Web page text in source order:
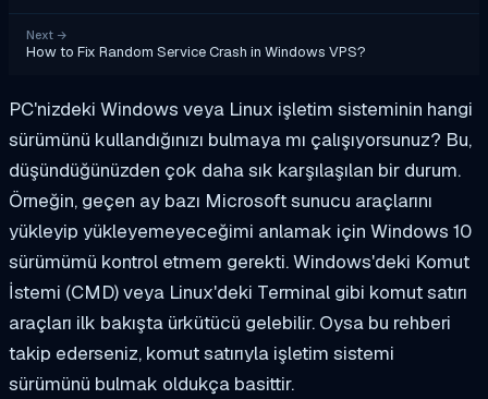
Next →
How to Fix Random Service Crash in Windows VPS?
PC'nizdeki Windows veya Linux işletim sisteminin hangi
sürümünü kullandığınızı bulmaya mı çalışıyorsunuz? Bu,
düşündüğünüzden çok daha sık karşılaşılan bir durum.
Örneğin, geçen ay bazı Microsoft sunucu araçlarını
yükleyip yükleyemeyeceğimi anlamak için Windows 10
sürümümü kontrol etmem gerekti. Windows'deki Komut
İstemi (CMD) veya Linux'deki Terminal gibi komut satırı
araçları ilk bakışta ürkütücü gelebilir. Oysa bu rehberi
takip ederseniz, komut satırıyla işletim sistemi
sürümünü bulmak oldukça basittir.